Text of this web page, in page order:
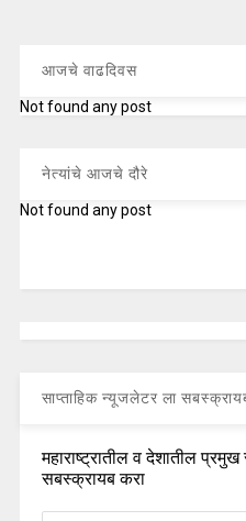
आजचे वाढदिवस
Not found any post
नेत्यांचे आजचे दौरे
Not found any post
साप्ताहिक न्यूजलेटर ला
महाराष्ट्रातील व देशातील प्रमुख
सबस्क्रायब करा